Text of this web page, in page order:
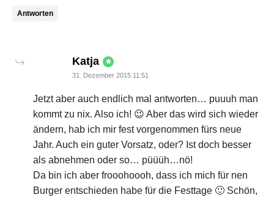
Antworten
Katja says:
31. Dezember 2015 11:51
Jetzt aber auch endlich mal antworten… puuuh man
kommt zu nix. Also ich! 😉 Aber das wird sich wieder
ändern, hab ich mir fest vorgenommen fürs neue
Jahr. Auch ein guter Vorsatz, oder? Ist doch besser
als abnehmen oder so… püüüh…nö!
Da bin ich aber frooohoooh, dass ich mich für nen
Burger entschieden habe für die Festtage 🙂 Schön,